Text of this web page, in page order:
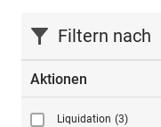
Filtern nach
Aktionen
Liquidation (3)